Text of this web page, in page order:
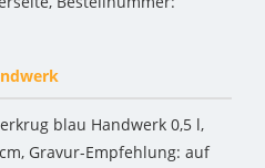
blau Handwerk 0,5 l,
Gravur-Empfehlung: auf